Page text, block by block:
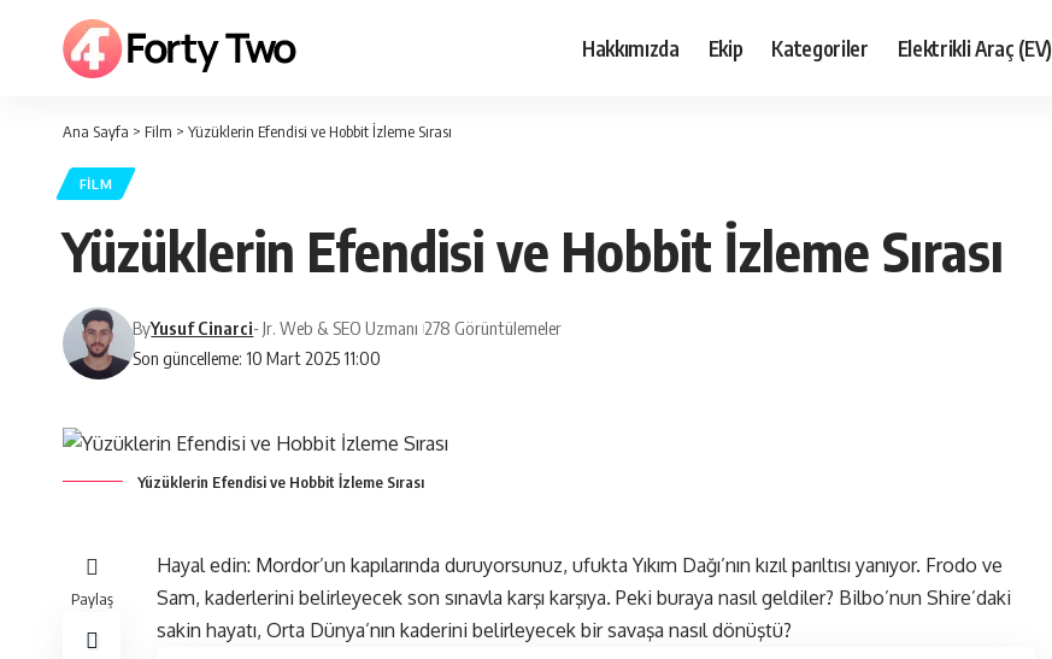
Hakkımızda Ekip Kategoriler Elektrikli Araç (EV)
Ana Sayfa > Film > Yüzüklerin Efendisi ve Hobbit İzleme Sırası
FILM
Yüzüklerin Efendisi ve Hobbit İzleme Sırası
Son güncelleme: 10 Mart 2025 11:00
ByYusuf Cinarci- Jr. Web & SEO Uzmanı 278 Görüntülemeler
Yüzüklerin Efendisi ve Hobbit İzleme Sırası
Paylaş
Hayal edin: Mordor’un kapılarında duruyorsunuz, ufukta Yıkım Dağı’nın kızıl parıltısı yanıyor. Frodo ve
Sam, kaderlerini belirleyecek son sınavla karşı karşıya. Peki buraya nasıl geldiler? Bilbo’nun Shire’daki
sakin hayatı, Orta Dünya’nın kaderini belirleyecek bir savaşa nasıl dönüştü?